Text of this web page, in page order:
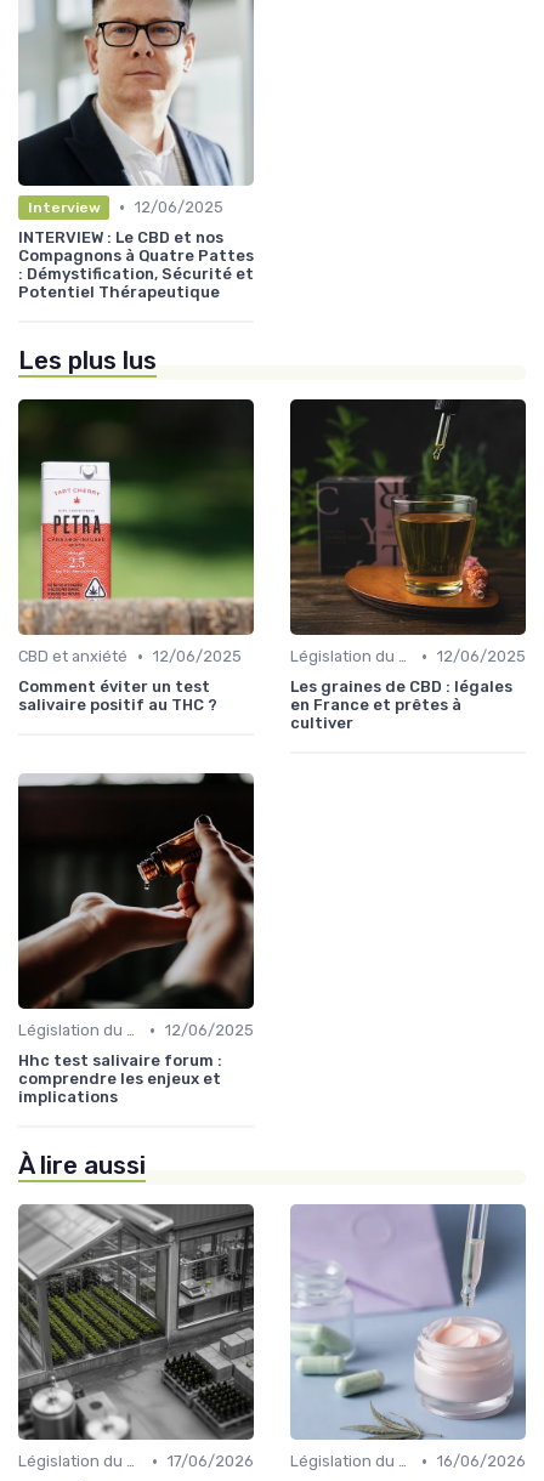
Interview • 12/06/2025
INTERVIEW : Le CBD et nos
Compagnons à Quatre Pattes
: Démystification, Sécurité et
Potentiel Thérapeutique
Les plus lus
CBD et anxiété • 12/06/2025
Comment éviter un test
salivaire positif au THC ?
Législation du CBD • 12/06/2025
Les graines de CBD : légales
en France et prêtes à
cultiver
Législation du CBD • 12/06/2025
Hhc test salivaire forum :
comprendre les enjeux et
implications
À lire aussi
Législation du CBD • 17/06/2026
Législation du CBD • 16/06/2026